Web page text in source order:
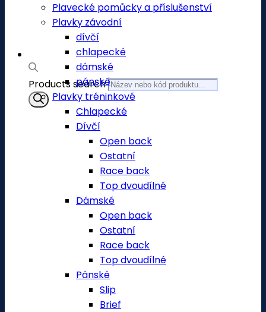
Products search
Plavecké pomůcky a příslušenství
Plavky závodní
dívčí
chlapecké
dámské
pánské
Plavky tréninkové
Chlapecké
Dívčí
Open back
Ostatní
Race back
Top dvoudílné
Dámské
Open back
Ostatní
Race back
Top dvoudílné
Pánské
Slip
Brief